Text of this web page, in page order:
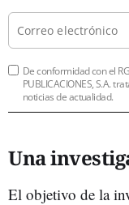
De conformidad con el
PUBLICACIONES, S.A.
noticias de actualidad.
Una
El objetivo de la